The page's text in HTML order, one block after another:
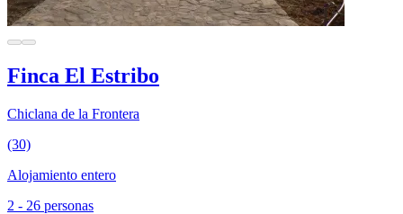
Finca El Estribo
Chiclana de la Frontera
(30)
Alojamiento entero
2 - 26 personas